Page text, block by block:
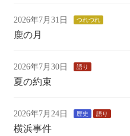
2026年7月31日 つれづれ
鹿の月
2026年7月30日 語り
夏の約束
2026年7月24日 歴史 語り
横浜事件